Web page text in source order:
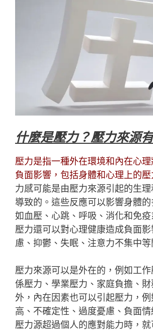
什麼是壓力？壓力來源
壓力是指一種外在環境和內在心
負面影響，包括身體和心理上的壓
力感可能是由壓力來源引起的生
導致的。這些反應可以影響身體
如血壓、心跳、呼吸、消化和免疫
壓力還可以對心理健康造成負面
慮、抑鬱、失眠、注意力不集中等
壓力來源可以是外在的，例如工
係壓力、學業壓力、家庭負擔、
外，內在因素也可以引起壓力，
高、不確定性、過度憂慮、負面
壓力源超過個人的應對能力時，